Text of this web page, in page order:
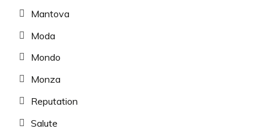
Mantova
Moda
Mondo
Monza
Reputation
Salute